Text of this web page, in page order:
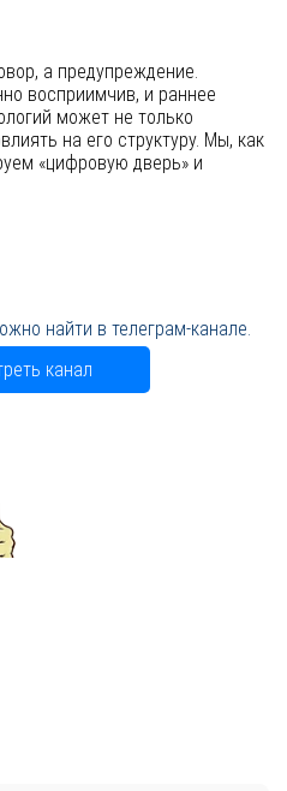
а предупреждение.
восприимчив, и раннее
может не только
на его структуру. Мы, как
«цифровую дверь» и
найти в телеграм-канале.
канал